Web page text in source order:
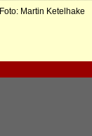
Foto: Martin Ketelhake